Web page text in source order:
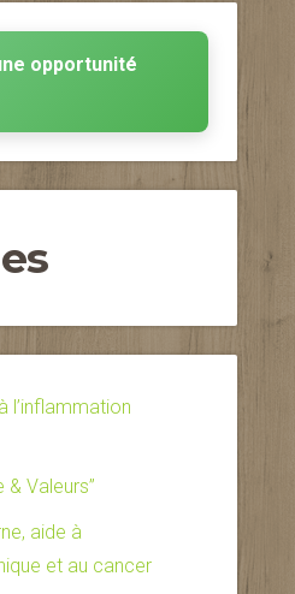
opportunité
l’inflammation
Valeurs”
aide à
et au cancer